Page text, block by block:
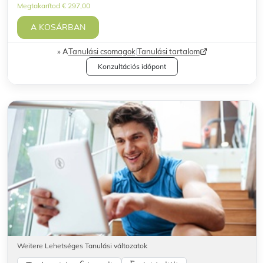
Megtakarítod € 297,00
A KOSÁRBAN
ATanulási csomagok|Tanulási tartalom
Konzultációs időpont
Weitere Lehetséges Tanulási változatok